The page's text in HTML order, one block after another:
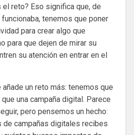
el reto? Eso significa que, de
tenemos que poner
para crear algo que
para que dejen de mirar su
su atención en entrar en el
un reto más: tenemos que
una campaña digital. Parece
pero pensemos un hecho:
de campañas digitales recibes